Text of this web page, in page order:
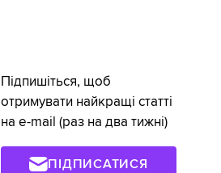
Підпишіться, щоб
отримувати найкращі статті
на e-mail (раз на два тижні)
ПІДПИСАТИСЯ